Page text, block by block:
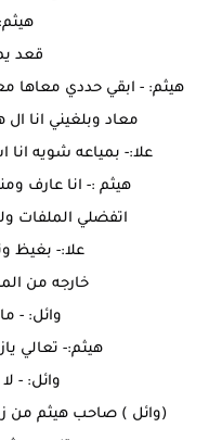
قعد
هيثم: - ابقي حددي معاها
معاد وبلغيني انا
علا:- بمياعه شويه انا
هيثم :- انا عارف
اتفضلي الملفات
علا:- بغيظ
خارجه من
وائل: -
هيثم:- تعالي
وائل: -
(وائل ) صاحب هيثم من